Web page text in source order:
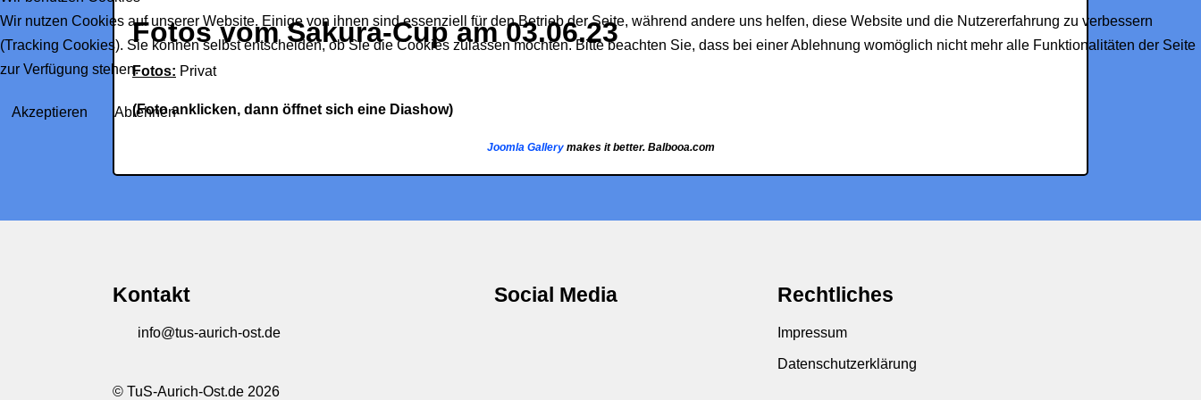
Fotos vom Sakura-Cup am 03.06.23
Fotos: Privat
(Foto anklicken, dann öffnet sich eine Diashow)
Joomla Gallerymakes it better. Balbooa.com
Kontakt
info@tus-aurich-ost.de
Social Media Rechtliches
Impressum
Datenschutzerklärung
© TuS-Aurich-Ost.de 2026
Wir nutzen Cookies auf unserer Website. Einige von ihnen sind essenziell für den Betrieb der Seite, während andere uns helfen, diese Website und die Nutzererfahrung zu verbessern
(Tracking Cookies). Sie können selbst entscheiden, ob Sie die Cookies zulassen möchten. Bitte beachten Sie, dass bei einer Ablehnung womöglich nicht mehr alle Funktionalitäten der Seite
zur Verfügung stehen.
Akzeptieren Ablehnen